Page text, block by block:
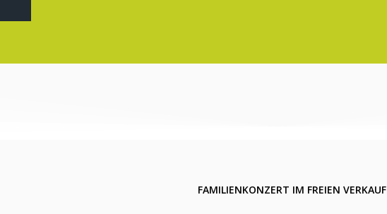
FAMILIENKONZERT IM FREIEN VERKAUF